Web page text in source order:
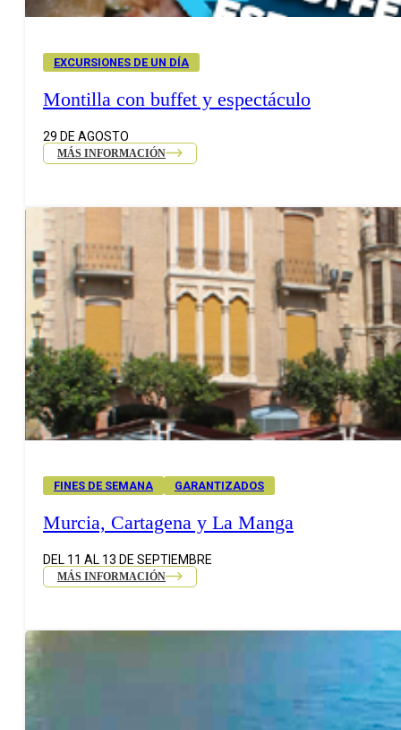
EXCURSIONES DE UN DÍA
Montilla con buffet y espectáculo
29 DE AGOSTO
MÁS INFORMACIÓN
FINES DE SEMANA GARANTIZADOS
Murcia, Cartagena y La Manga
DEL 11 AL 13 DE SEPTIEMBRE
MÁS INFORMACIÓN